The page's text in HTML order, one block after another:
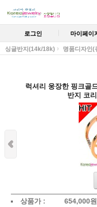
로그인 마이페이
싱글반지(14k/18k) 명품디자인(
럭셔리 웅장한 핑크골
반지 코
상품가 : 654,000원